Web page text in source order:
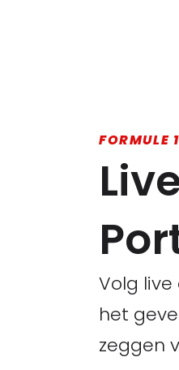
FORMULE
Volg
het
zeggen